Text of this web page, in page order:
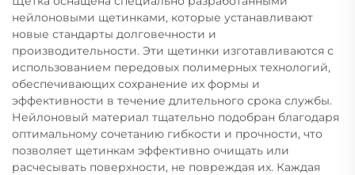
нейлоновыми щетинками, которые устанавливают
новые стандарты долговечности и
производительности. Эти щетинки изготавливаются с
использованием передовых полимерных технологий,
обеспечивающих сохранение их формы и
эффективности в течение длительного срока службы.
Нейлоновый материал тщательно подобран благодаря
оптимальному сочетанию гибкости и прочности, что
позволяет щетинкам эффективно очищать или
расчесывать поверхности, не повреждая их. Каждая